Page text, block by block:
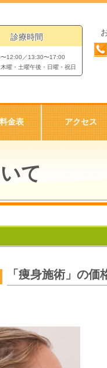
診療時間
12:00／13:30〜17:00
曜・土曜午後・日曜・祝日
金表 アクセス
て
「痩身施術」の価